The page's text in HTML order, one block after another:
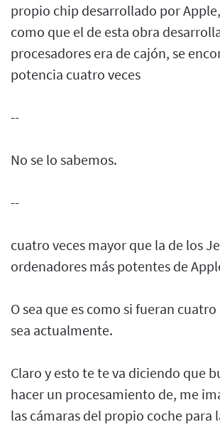
propio chip desarrollado por
como que el de esta obra
procesadores era de cajón, se
potencia cuatro veces
--
No se lo sabemos.
--
cuatro veces mayor que la de los
ordenadores más potentes de
O sea que es como si fueran
sea actualmente.
Claro y esto te te va diciendo que
hacer un procesamiento de, me
las cámaras del propio coche para